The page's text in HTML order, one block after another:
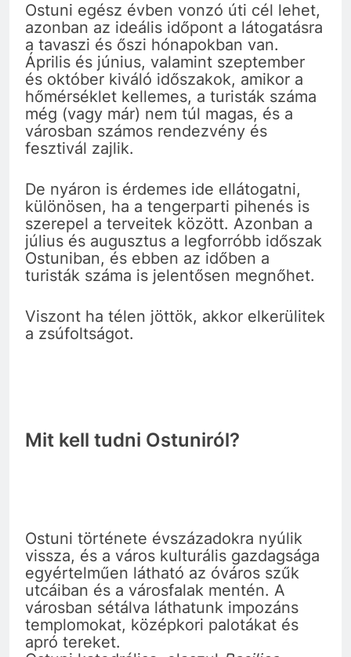
Ostuni egész évben vonzó úti cél lehet,
azonban az ideális időpont a látogatásra
a tavaszi és őszi hónapokban van.
Április és június, valamint szeptember
és október kiváló időszakok, amikor a
hőmérséklet kellemes, a turisták száma
még (vagy már) nem túl magas, és a
városban számos rendezvény és
fesztivál zajlik.
De nyáron is érdemes ide ellátogatni,
különösen, ha a tengerparti pihenés is
szerepel a terveitek között. Azonban a
július és augusztus a legforróbb időszak
Ostuniban, és ebben az időben a
turisták száma is jelentősen megnőhet.
Viszont ha télen jöttök, akkor elkerülitek
a zsúfoltságot.
Mit kell tudni Ostuniról?
Ostuni története évszázadokra nyúlik
vissza, és a város kulturális gazdagsága
egyértelműen látható az óváros szűk
utcáiban és a városfalak mentén. A
városban sétálva láthatunk impozáns
templomokat, középkori palotákat és
apró tereket.